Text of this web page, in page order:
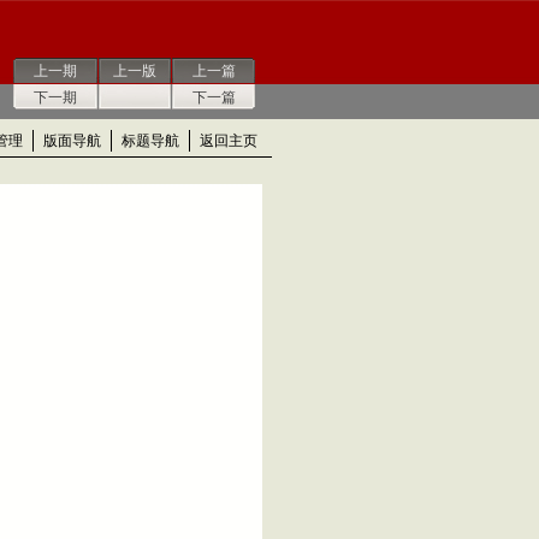
上一期
下一期
上一版
上一篇
下一篇
理 版面导航 标题导航 返回主页